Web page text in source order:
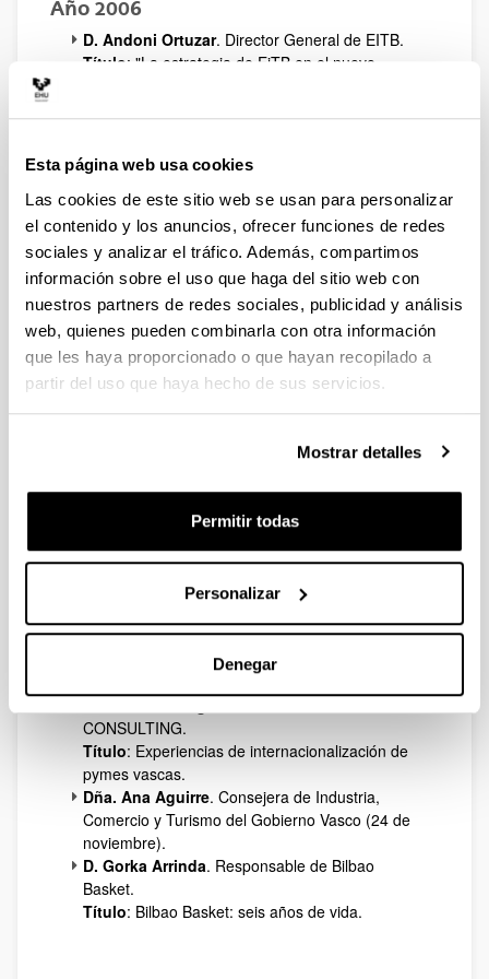
Esta página web usa cookies
Las cookies de este sitio web se usan para personalizar
el contenido y los anuncios, ofrecer funciones de redes
sociales y analizar el tráfico. Además, compartimos
información sobre el uso que haga del sitio web con
nuestros partners de redes sociales, publicidad y análisis
web, quienes pueden combinarla con otra información
que les haya proporcionado o que hayan recopilado a
partir del uso que haya hecho de sus servicios.
Mostrar detalles
Permitir todas
Personalizar
Denegar
Año 2006
D. Andoni Ortuzar. Director General de EITB.
Título: "La estrategia de EiTB en el nuevo
Título
: "Euskaltel y las Telecomunicaciones: La
creación de un proyecto de empresa en un sector
emergente".
D. José María Vázquez Eguskiza. Presidente de
CEBEK.
Título
: La nueva empresa.
. Director Comercial de
BODEGAS PATERNINA.
Título : Paternina: cien años en la vanguardia del
vino.
D. Gaizka Grajales. Director General del Grupo
: Grupo Alcor. Crecimiento sostenido y
D. Juan José Goñi. Director General del Instituto
Ibermática de Innovación
impulsar la innovación.
D. José Antonio Rodríguez
. Director del Hotel
de la Cadena Barceló.
: Dirección de un hotel de ciudad en
CONSULTING.
Título: Experiencias de internacionalización de
pymes vascas.
Dña. Ana Aguirre. Consejera de Industria,
Comercio y Turismo del Gobierno Vasco (24 de
noviembre).
D. Gorka Arrinda. Responsable de Bilbao
Basket.
Título: Bilbao Basket: seis años de vida.